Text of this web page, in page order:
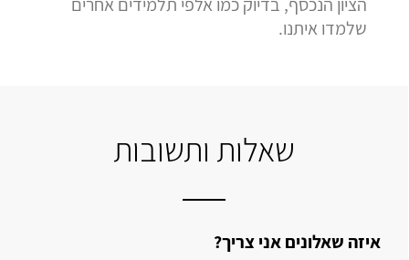
הציון הנכסף, בדיוק כמו אלפי תלמידים אחרים
שלמדו איתנו.
שאלות ותשובות
איזה שאלונים אני צריך?